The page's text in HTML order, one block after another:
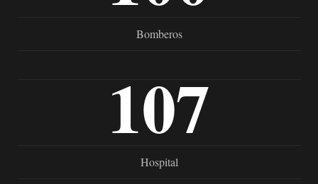
Bomberos
107
Hospital